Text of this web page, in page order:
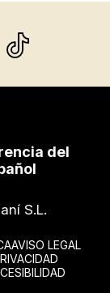
del
S.L.
AVISO LEGAL